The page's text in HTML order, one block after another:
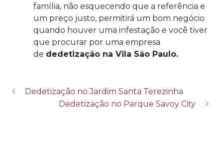
família, não esquecendo que a referência e
um preço justo, permitirá um bom negócio
quando houver uma infestação e você tiver
que procurar por uma empresa
de dedetização na Vila São Paulo.
Dedetização no Jardim Santa Terezinha
Dedetização no Parque Savoy City